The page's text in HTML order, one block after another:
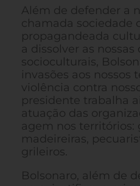
Além de defender a
chamada sociedade
propagandeada
a dissolver as
socioculturais,
invasões aos nossos
violência contra
presidente trabalha
atuação das
agem nos territórios:
madeireiras,
grileiros.
Bolsonaro, além de